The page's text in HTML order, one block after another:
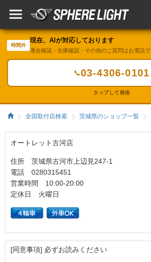
時間外
現在、AIが対応しております
適合確認・在庫確認・その他のご質問はお電話で
📞03-4306-0101
タップして発信
全国取付店検索 茨城県のショップ一覧
オートレット古河店
住所 茨城県古河市上辺見247-1
電話 0280315451
営業時間 10:00-20:00
定休日 火曜日
[同意事項] 必ずお読みください